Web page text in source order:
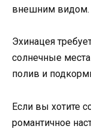
внешним видом.
Эхинацея
солнечные
полив и
Если вы хотите
романтичное